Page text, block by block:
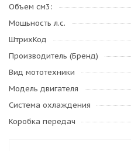
Объем см3:
Мощьность л.с.
ШтрихКод
Производитель (Бренд)
Вид мототехники
Модель двигателя
Система охлаждения
Коробка передач